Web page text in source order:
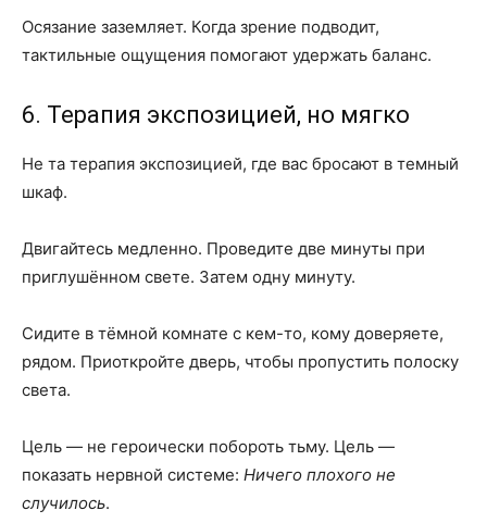
Осязание заземляет. Когда зрение подводит,
тактильные ощущения помогают удержать баланс.
6. Терапия экспозицией, но мягко
Не та терапия экспозицией, где вас бросают в темный
шкаф.
Двигайтесь медленно. Проведите две минуты при
приглушённом свете. Затем одну минуту.
Сидите в тёмной комнате с кем-то, кому доверяете,
рядом. Приоткройте дверь, чтобы пропустить полоску
света.
Цель — не героически побороть тьму. Цель —
показать нервной системе: Ничего плохого не
случилось.